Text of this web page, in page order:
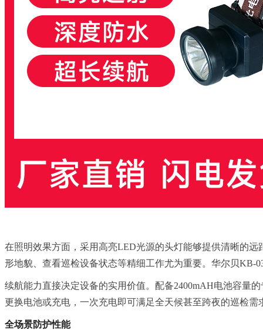
在照明效果方面，采用高亮LED光源的头灯能够提供清晰的
形地貌、查看巡检设备状态等精细工作尤为重要。华尔贝KB-
续航能力直接决定设备的实用价值。配备2400mAH电池容量
更换电池或充电，一次充电即可满足全天候甚至跨夜的巡检
全场景防护性能